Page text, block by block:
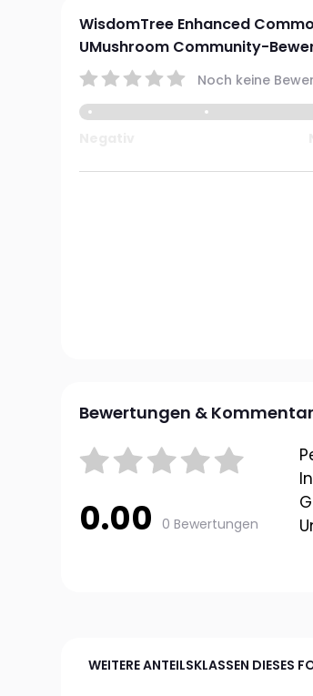
WisdomTree Enhanced
UMushroom Community-
Noch keine
Bewertungen &
0.00 0 Bewertungen
WEITERE ANTEILSKLASSEN DIESES